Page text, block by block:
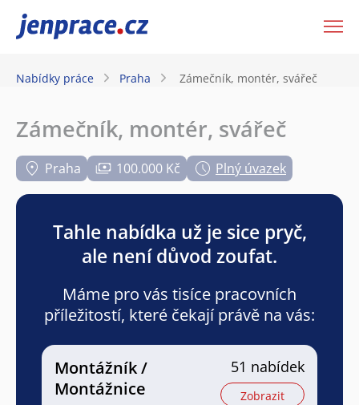
JenPráce.cz
Nabídky práce Praha Zámečník, montér, svářeč
Zámečník, montér, svářeč
Praha 100.000 Kč Plný úvazek
Tahle nabídka už je sice pryč,
ale není důvod zoufat.
Máme pro vás tisíce pracovních
příležitostí, které čekají právě na vás:
Montážník /
Montážnice
51 nabídek
Zobrazit